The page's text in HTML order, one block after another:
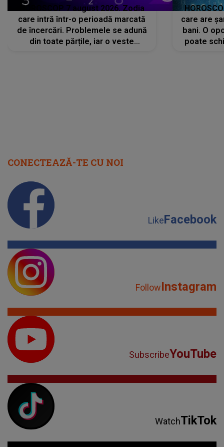
HOROSCOP 7 august 2026. Zodia
care intră într-o perioadă marcată
de încercări. Problemele se adună
din toate părțile, iar o veste
care are
bani. O
poate
CONECTEAZĂ-TE CU NOI
LikeFacebook
FollowInstagram
SubscribeYouTube
WatchTikTok